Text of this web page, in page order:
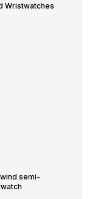
Wristwatches
semi-